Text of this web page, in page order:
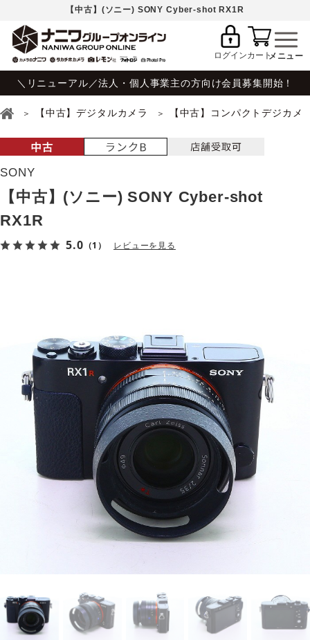
【中古】(ソニー) SONY Cyber-shot RX1R
ログインカート
＼リニューアル／法人・個人事業主の方向け会員募集開始！
【中古】デジタルカメラ 【中古】コンパクトデジカメ
SONY
【中古】(ソニー) SONY Cyber-shot
RX1R
5.0 （1） レビューを見る